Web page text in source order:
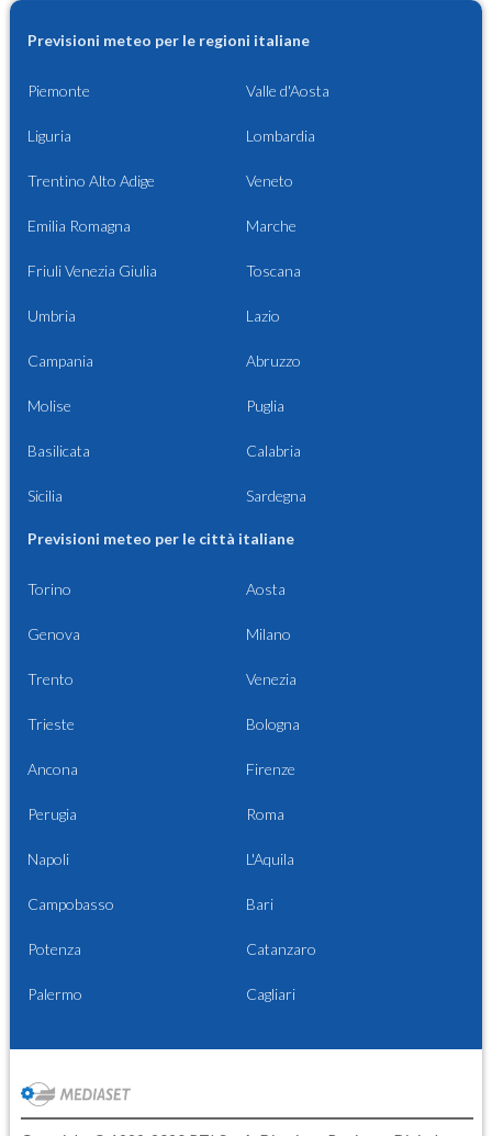
Previsioni meteo per le regioni italiane
Piemonte Valle d'Aosta
Liguria Lombardia
Trentino Alto Adige Veneto
Emilia Romagna Marche
Friuli Venezia Giulia Toscana
Umbria Lazio
Campania Abruzzo
Molise Puglia
Basilicata Calabria
Sicilia Sardegna
Previsioni meteo per le città italiane
Torino Aosta
Genova Milano
Trento Venezia
Trieste Bologna
Ancona Firenze
Perugia Roma
Napoli L'Aquila
Campobasso Bari
Potenza Catanzaro
Palermo Cagliari